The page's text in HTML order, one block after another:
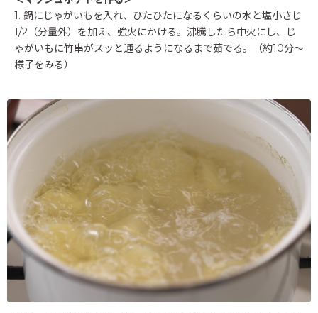
1. 鍋にじゃがいもを入れ、ひたひたになるくらいの水と塩小さじ
1/2（分量外）を加え、強火にかける。沸騰したら中火にし、じ
ゃがいもに竹串がスッと通るようになるまで茹でる。（約10分〜
様子をみる）